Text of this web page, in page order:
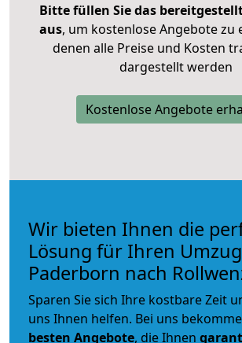
Bitte füllen Sie das
aus, um kostenlose Angebote zu
denen alle Preise und Kosten
dargestellt werden
Kostenlose Angebote
Wir bieten Ihnen die
Lösung für Ihren
Paderborn nach
Sparen Sie sich Ihre kostbare Zeit
uns Ihnen helfen. Bei uns
besten Angebote, die Ihnen